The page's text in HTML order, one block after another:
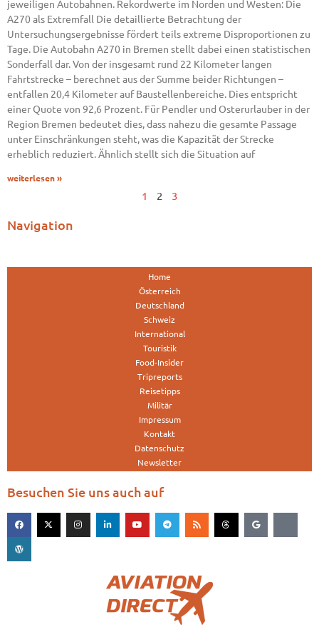
jeweiligen Autobahnen. Rekordwerte im Norden und Westen: Die
A270 als Extremfall Die detaillierte Betrachtung der
Untersuchungsergebnisse fördert teils extreme Disproportionen zu
Tage. Die Autobahn A270 in Bremen stellt dabei einen statistischen
Sonderfall dar. Von der insgesamt rund 22 Kilometer langen
Fahrtstrecke – berechnet aus der Summe beider Richtungen –
entfallen 20,4 Kilometer auf Baustellenbereiche. Dies entspricht
einer Quote von 92,6 Prozent. Für Pendler und Osterurlauber in der
Region Bremen bedeutet dies, dass nahezu die gesamte Passage
unter Einschränkungen steht, was die Kapazität der Strecke
erheblich reduziert. Ähnlich stellt sich die Situation auf
weiterlesen »
1 2 3
Navigation
Home
Österreich
Deutschland
Schweiz
International
Touristik
Food-Insider
Tripreports
Reisetipps
Militär
Impressum
Kontakt
Datenschutz
Newsletter
Besuchen Sie uns auch auf